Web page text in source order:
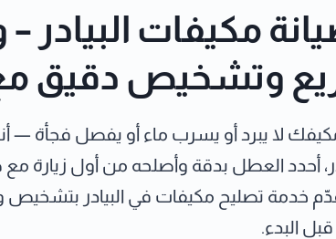
مكيفات البيادر
وتشخيص دقيق
لا يبرد أو يسرب ماء أو يفصل فجأة —
أحدد العطل بدقة وأصلحه من أول زيارة
خدمة تصليح مكيفات في البيادر
البدء.